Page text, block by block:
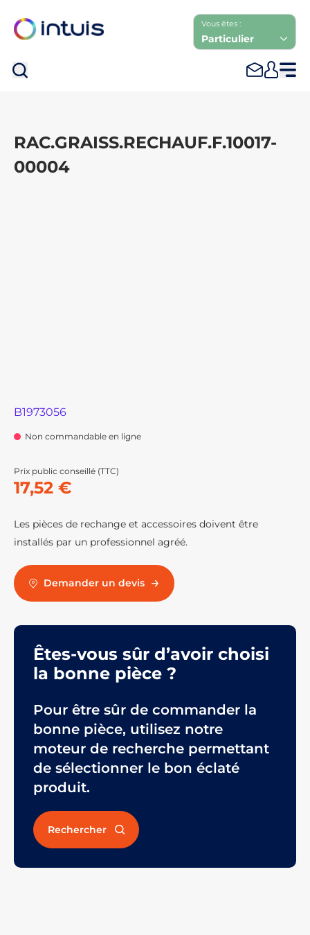
Vous êtes :
Particulier
RAC.GRAISS.RECHAUF.F.10017-
00004
B1973056
Non commandable en ligne
Prix public conseillé (TTC)
17,52 €
Les pièces de rechange et accessoires doivent être
installés par un professionnel agréé.
Demander un devis
Êtes-vous sûr d’avoir choisi
la bonne pièce ?
Pour être sûr de commander la
bonne pièce, utilisez notre
moteur de recherche permettant
de sélectionner le bon éclaté
produit.
Rechercher